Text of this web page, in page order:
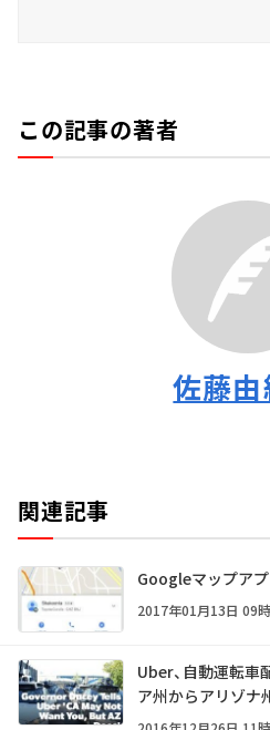
この記事の著者
佐藤
関連記事
Googleマップア
2017年01月13日 09
Uber、自動運転車
ア州からアリゾナ